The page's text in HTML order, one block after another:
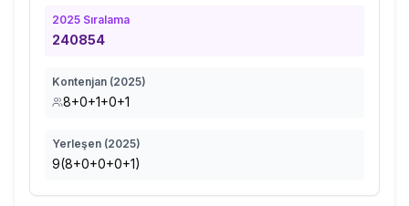
2025 Sıralama
240854
Kontenjan (2025)
8+0+1+0+1
Yerleşen (2025)
9(8+0+0+0+1)